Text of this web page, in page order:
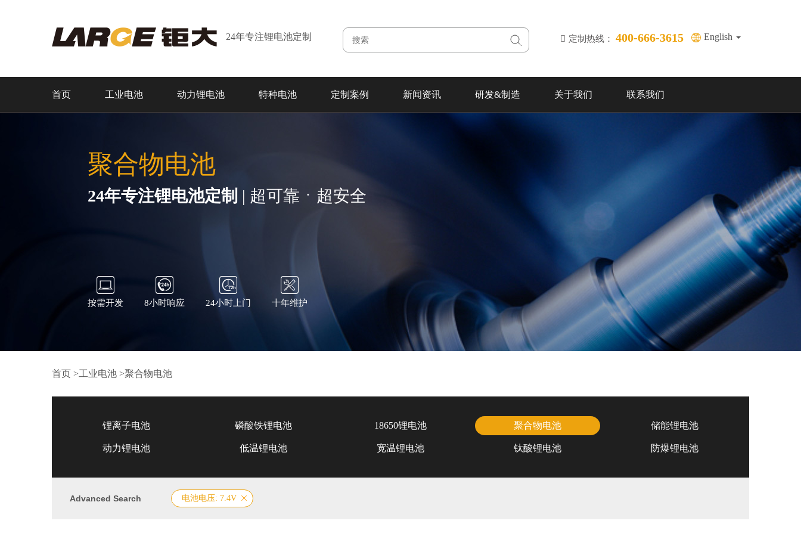
24年专注锂电池定制 定制热线： 400-666-3615 English
首页 工业电池 动力锂电池 特种电池 定制案例 新闻资讯 研发&制造 关于我们 联系我们
聚合物电池
24年专注锂电池定制 | 超可靠ㆍ超安全
按需开发 8小时响应 24小时上门 十年维护
首页 >工业电池 >聚合物电池
锂离子电池 磷酸铁锂电池 18650锂电池 聚合物电池 储能锂电池
动力锂电池 低温锂电池 宽温锂电池 钛酸锂电池 防爆锂电池
Advanced Search 电池电压: 7.4V